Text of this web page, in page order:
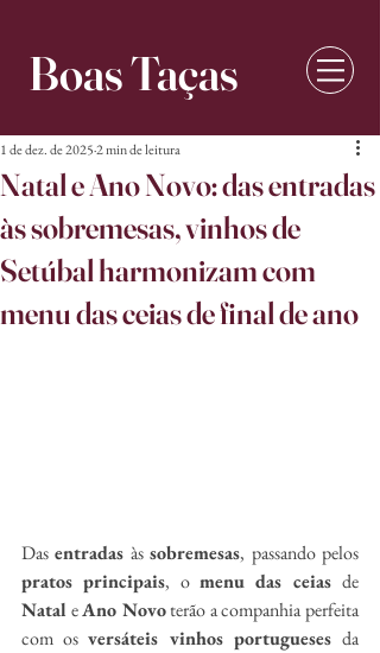
Boas Taças
Natal e Ano Novo: das entradas
às sobremesas, vinhos de
Setúbal harmonizam com
menu das ceias de final de ano
1 de dez. de 20252 min de leitura
Das entradas às sobremesas
pratos principais, o menu das ceias
Natal e Ano Novo terão a companhia perfeita
com os versáteis vinhos portugueses da